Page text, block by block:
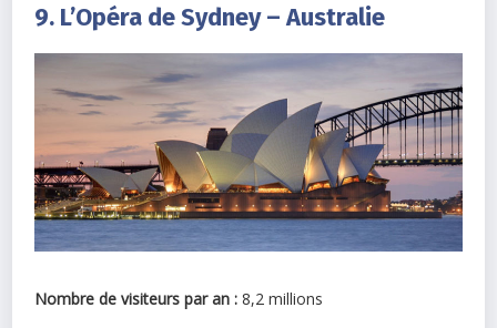
9. L’Opéra de Sydney – Australie
Nombre de visiteurs par an : 8,2 millions